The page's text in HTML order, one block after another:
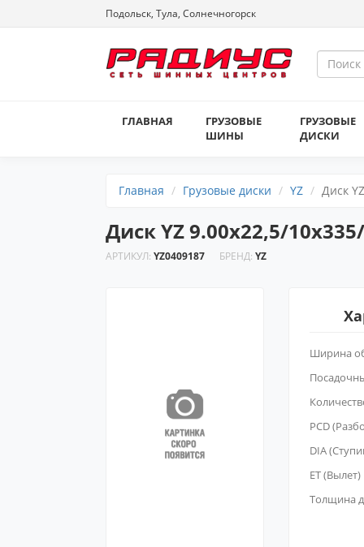
Подольск, Тула, Солнечногорск
ГЛАВНАЯ
ГРУЗОВЫЕ
ШИНЫ
ГРУЗОВЫЕ
ДИСКИ
Главная Грузовые диски YZ Диск
Диск YZ 9.00х22,5/
АРТИКУЛ: YZ0409187 БРЕНД: YZ
Ширина
PCD
DIA
ET (Вылет)
Толщина